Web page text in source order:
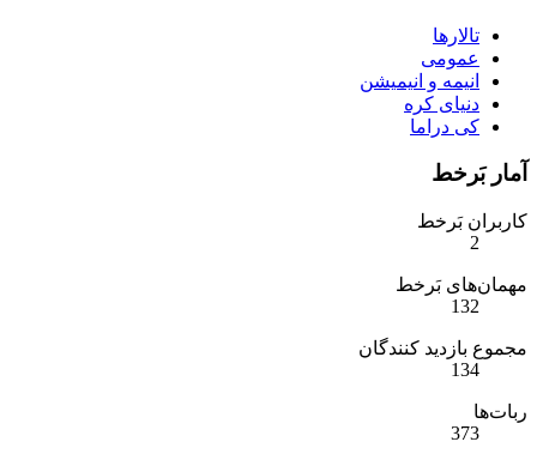
تالارها
عمومی
انیمه و انیمیشن
دنیای کره
کی دراما
آمار بَرخط
کاربران بَرخط
2
مهمان‌های بَرخط
132
مجموع بازدید کنندگان
134
ربات‌ها
373